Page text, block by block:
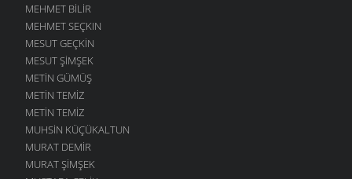
MEHMET BILIR
MEHMET SEÇKIN
MESUT GEÇKIN
MESUT ŞIMŞEK
METIN GÜMÜŞ
METIN TEMIZ
METIN TEMIZ
MUHSIN KÜÇÜKALTUN
MURAT DEMIR
MURAT ŞIMŞEK